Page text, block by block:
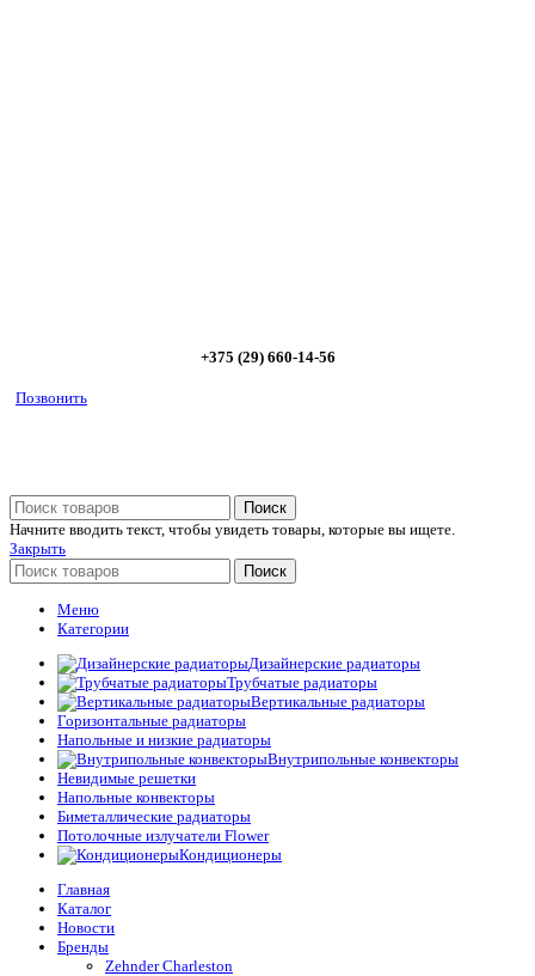
+375 (29) 660-14-56
Позвонить
Поиск
Начните вводить текст, чтобы увидеть товары, которые вы ищете.
Закрыть
Поиск
Меню
Категории
Дизайнерские радиаторы
Трубчатые радиаторы
Вертикальные радиаторы
Горизонтальные радиаторы
Напольные и низкие радиаторы
Внутрипольные конвекторы
Невидимые решетки
Напольные конвекторы
Биметаллические радиаторы
Потолочные излучатели Flower
Кондиционеры
Главная
Каталог
Новости
Бренды
Zehnder Charleston